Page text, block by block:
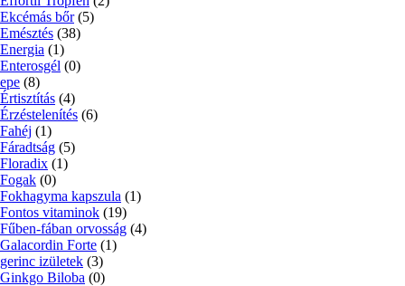
Ekcémás bőr (5)
Emésztés (38)
Energia (1)
Enterosgél (0)
epe (8)
Értisztítás (4)
Érzéstelenítés (6)
Fahéj (1)
Fáradtság (5)
Floradix (1)
Fogak (0)
Fokhagyma kapszula (1)
Fontos vitaminok (19)
Fűben-fában orvosság (4)
Galacordin Forte (1)
gerinc izületek (3)
Ginkgo Biloba (0)